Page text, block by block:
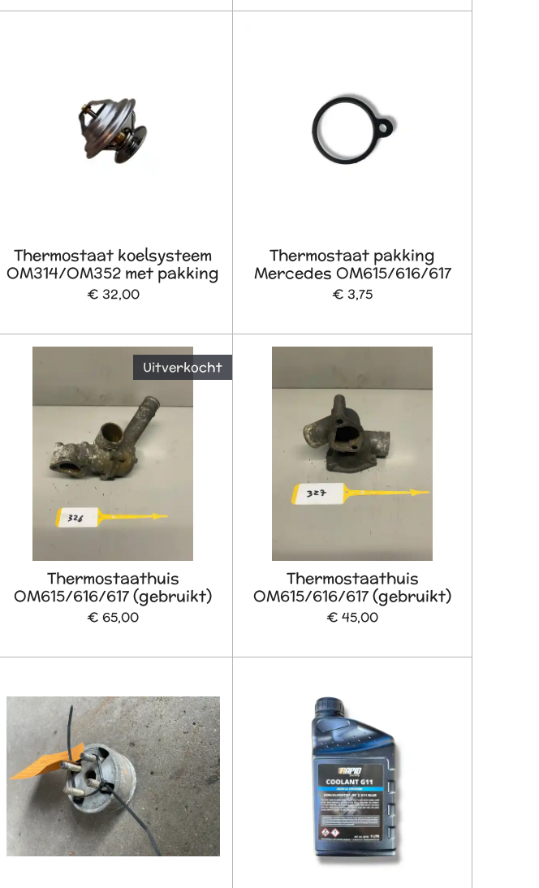
Thermostaat koelsysteem
OM314/OM352 met pakking
€ 32,00
Thermostaat pakking
Mercedes OM615/616/617
€ 3,75
Uitverkocht
Thermostaathuis
OM615/616/617 (gebruikt)
€ 65,00
Thermostaathuis
OM615/616/617 (gebruikt)
€ 45,00